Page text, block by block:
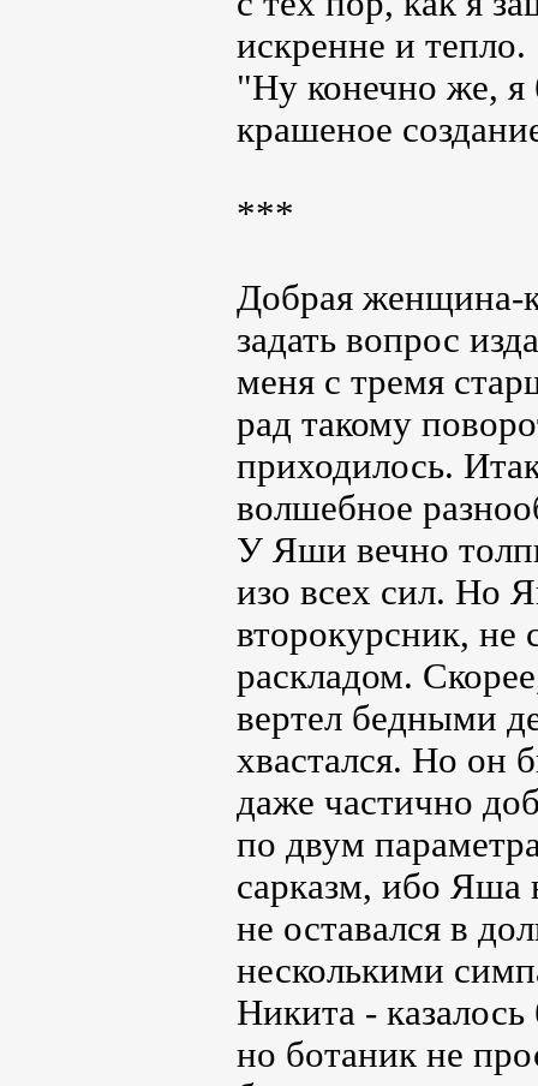
искренне и тепло.
"Ну конечно же, я
крашеное
***
Добрая женщина-
задать вопрос
меня с тремя
рад такому
приходилось.
волшебное
У Яши вечно
изо всех сил. Но
второкурсник, не
раскладом.
вертел бедными
хвастался. Но он
даже частично
по двум
сарказм, ибо Яша
не оставался в
несколькими
Никита -
но ботаник не